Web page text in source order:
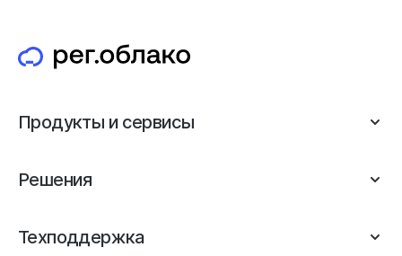
Продукты и сервисы
Решения
Техподдержка